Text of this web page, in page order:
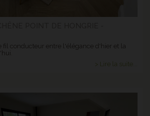
fil conducteur entre l'élégance d'hier et la
> Lire la suite...